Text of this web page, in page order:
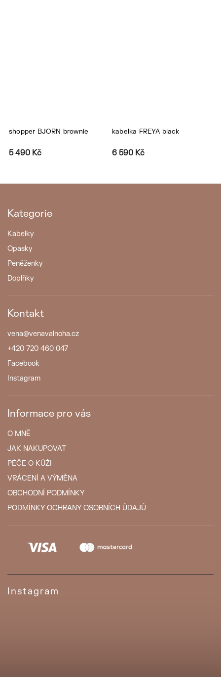
shopper BJORN brownie
5 490 Kč
kabelka FREYA black
6 590 Kč
Kategorie
Kabelky
Opasky
Peněženky
Doplňky
Kontakt
vena@venavalnoha.cz
+420 720 460 047
Facebook
Instagram
Instagram
Informace pro vás
O MNĚ
JAK NAKUPOVAT
PÉČE O KŮŽI
VRÁCENÍ A VÝMĚNA
OBCHODNÍ PODMÍNKY
PODMÍNKY OCHRANY OSOBNÍCH ŮDAJŮ